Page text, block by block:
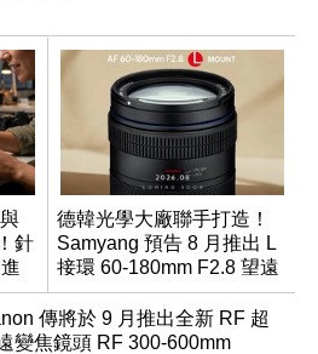
針
德韓光學大廠聯手打造！
Samyang 預告 8 月推出 L
接環 60-180mm F2.8 望遠
變焦鏡
傳將於 9 月推出全新 RF 超
變焦鏡頭 RF 300-600mm